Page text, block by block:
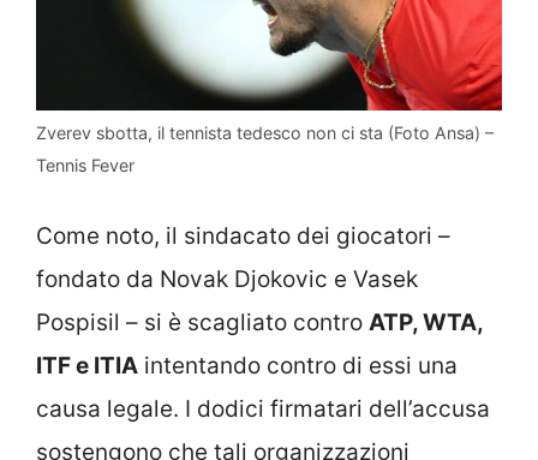
Zverev sbotta, il tennista tedesco non ci sta (Foto Ansa) –
Tennis Fever
Come noto, il sindacato dei giocatori –
fondato da Novak Djokovic e Vasek
Pospisil – si è scagliato contro ATP, WTA,
ITF e ITIA intentando contro di essi una
causa legale. I dodici firmatari dell’accusa
sostengono che tali organizzazioni